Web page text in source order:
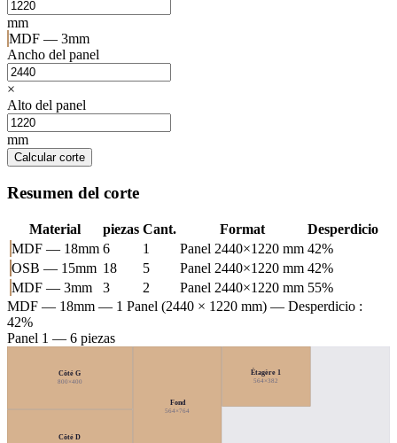
mm
MDF — 3mm
Ancho del panel
×
Alto del panel
mm
Calcular corte
Resumen del corte
Material piezas Cant. Format
Desperdicio
MDF — 18mm 6 1 Panel 2440×1220 mm 42%
OSB — 15mm 18 5 Panel 2440×1220 mm 42%
MDF — 3mm
3 2 Panel 2440×1220 mm 55%
MDF — 18mm — 1 Panel (2440 × 1220 mm) — Desperdicio :
42%
Panel 1 — 6 piezas
Côté G
800×400
Côté D
Fond
564×764
Étagère 1
564×382